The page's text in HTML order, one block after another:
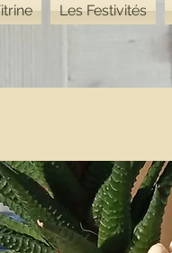
Les Festivités